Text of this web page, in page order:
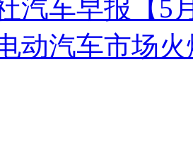
汽车早报【5
动汽车市场